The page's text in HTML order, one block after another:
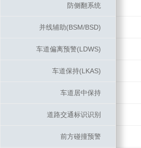
防侧翻系统
并线辅助(BSM/BSD)
车道偏离预警(LDWS)
车道保持(LKAS)
车道居中保持
道路交通标识识别
前方碰撞预警
防侧翻系统
并线辅助(BSM/BSD)
车道偏离预警(LDWS)
车道保持(LKAS)
车道居中保持
道路交通标识识别
前方碰撞预警